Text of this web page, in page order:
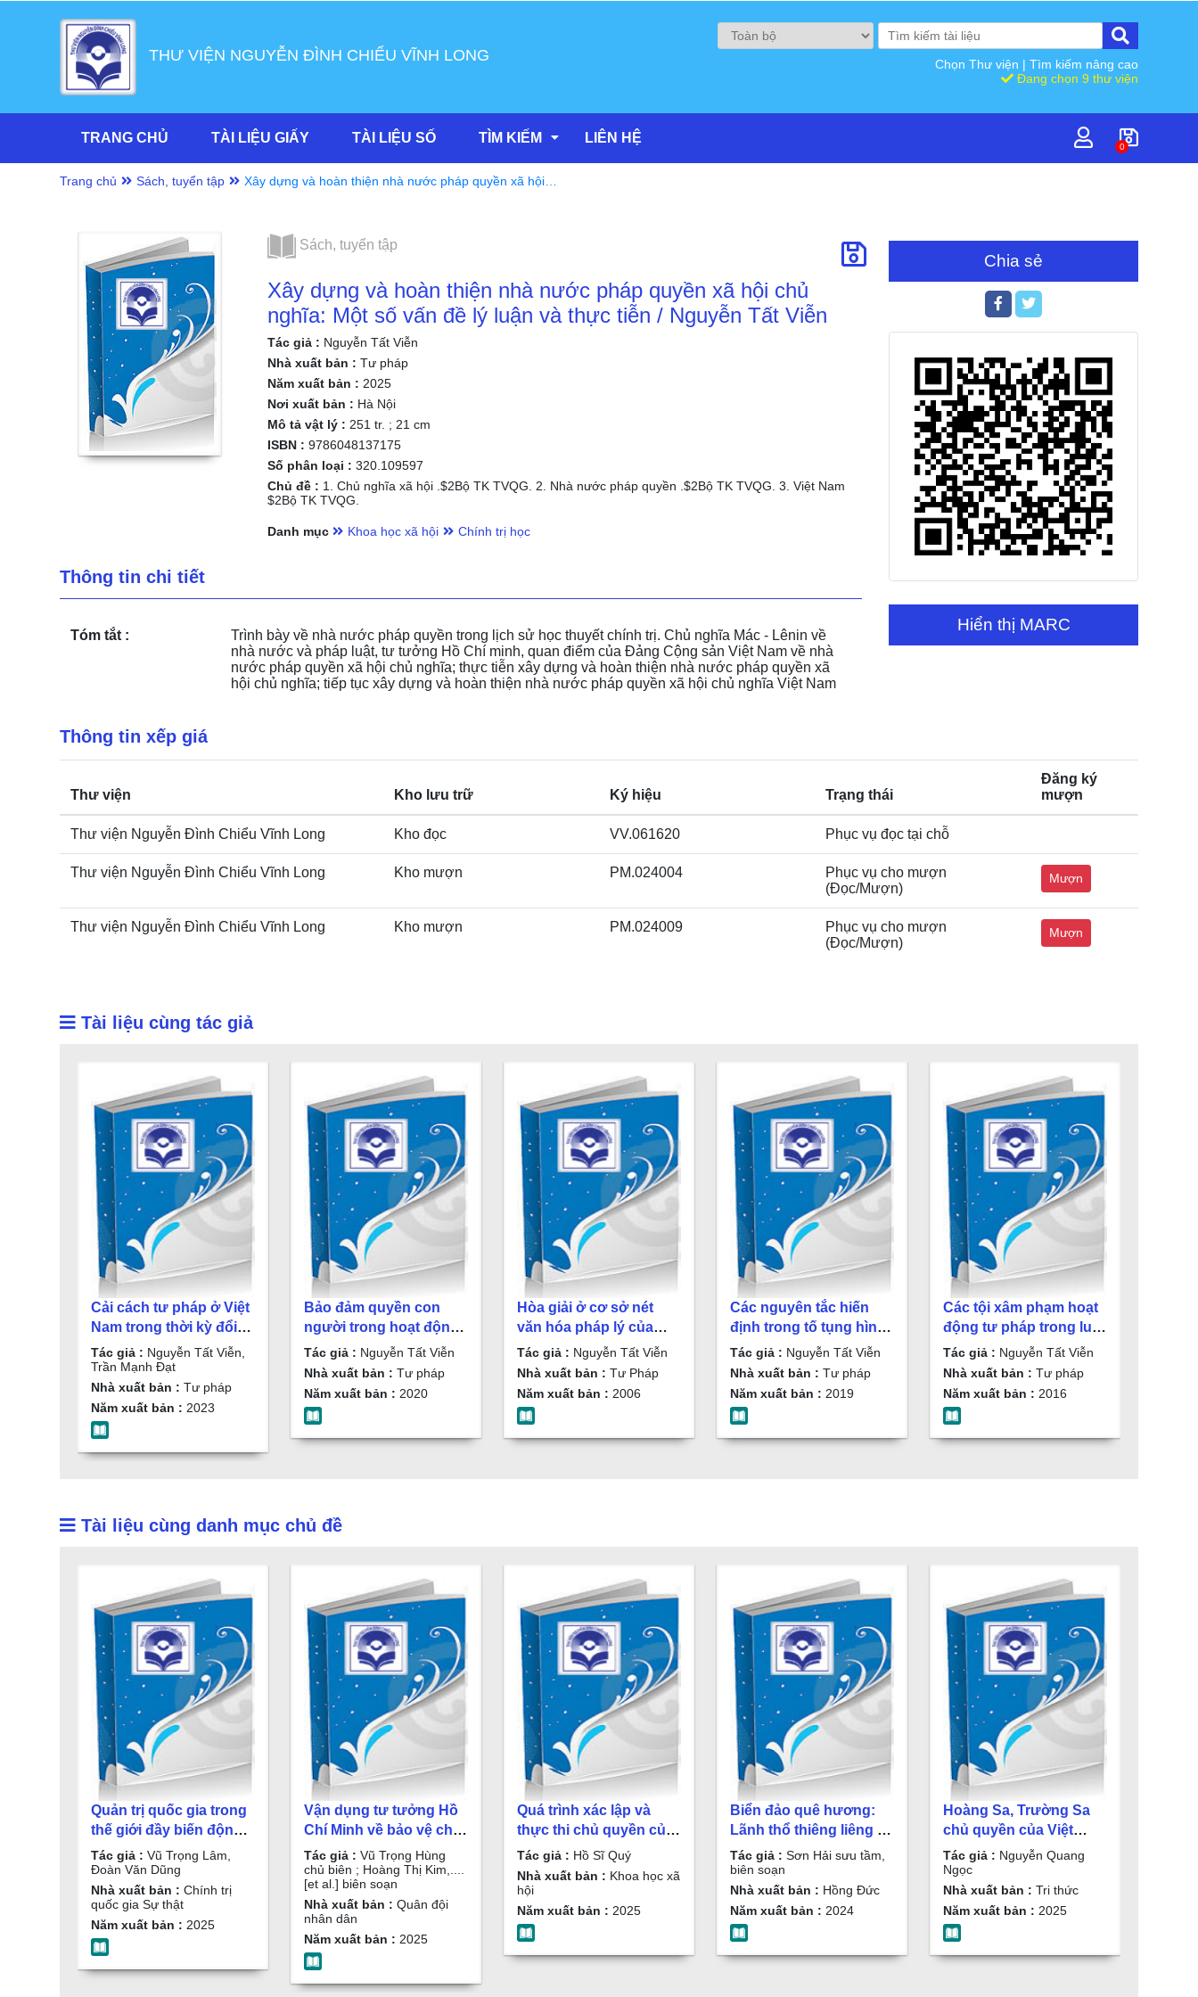
THƯ VIỆN NGUYỄN ĐÌNH CHIỂU VĨNH LONG
Chọn Thư viện | Tìm kiếm nâng cao
Đang chọn 9 thư viện
TRANG CHỦ TÀI LIỆU GIẤY TÀI LIỆU SỐ TÌM KIẾM LIÊN HỆ
0
Trang chủ Sách, tuyển tập
Xây dựng và hoàn thiện nhà nước pháp quyền xã hội
Sách, tuyển tập
Xây dựng và hoàn thiện nhà nước pháp quyền xã hội chủ
nghĩa: Một số vấn đề lý luận và thực tiễn / Nguyễn Tất Viễn
Tác giả : Nguyễn Tất Viễn
Nhà xuất bản : Tư pháp
Năm xuất bản : 2025
Nơi xuất bản : Hà Nội
Mô tả vật lý : 251 tr. ; 21 cm
ISBN : 9786048137175
Số phân loại : 320.109597
Chủ đề : 1. Chủ nghĩa xã hội .$2Bộ TK TVQG. 2. Nhà nước pháp quyền .$2Bộ TK TVQG. 3. Việt Nam
$2Bộ TK TVQG.
Danh mục Khoa học xã hội Chính trị học
Thông tin chi tiết
Tóm tắt :
Trình bày về nhà nước pháp quyền trong lịch sử học thuyết chính trị. Chủ nghĩa Mác - Lênin về
nhà nước và pháp luật, tư tưởng Hồ Chí minh, quan điểm của Đảng Cộng sản Việt Nam về nhà
nước pháp quyền xã hội chủ nghĩa; thực tiễn xây dựng và hoàn thiện nhà nước pháp quyền xã
hội chủ nghĩa; tiếp tục xây dựng và hoàn thiện nhà nước pháp quyền xã hội chủ nghĩa Việt Nam
Chia sẻ
Hiển thị MARC
Thông tin xếp giá
Thư viện Kho lưu trữ Ký hiệu Trạng thái
Đăng ký
mượn
Thư viện Nguyễn Đình Chiểu Vĩnh Long Kho đọc VV.061620 Phục vụ đọc tại chỗ
Thư viện Nguyễn Đình Chiểu Vĩnh Long Kho mượn PM.024004
Phục vụ cho mượn
(Đọc/Mượn)
Mượn
Thư viện Nguyễn Đình Chiểu Vĩnh Long Kho mượn PM.024009
Phục vụ cho mượn
(Đọc/Mượn)
Mượn
Tài liệu cùng tác giả
Cải cách tư pháp ở Việt
Nam trong thời kỳ đổi
mới : Sách chuyên khảo
/ Nguyễn Tất Viễn, Trần
Mạnh Đạt
Tác giả : Nguyễn Tất Viễn,
Trần Mạnh Đạt
Nhà xuất bản : Tư pháp
Năm xuất bản : 2023
Bảo đảm quyền con
người trong hoạt động
Tư pháp / Nguyễn Tất
Viễn
Tác giả : Nguyễn Tất Viễn
Nhà xuất bản : Tư pháp
Năm xuất bản : 2020
Hòa giải ở cơ sở nét
văn hóa pháp lý của
người Việt Nam /
Nguyễn Tất Viễn
Tác giả : Nguyễn Tất Viễn
Nhà xuất bản : Tư Pháp
Năm xuất bản : 2006
Các nguyên tắc hiến
định trong tố tụng hình
sự Việt Nam/ Nguyễn
Tất Viễn
Tác giả : Nguyễn Tất Viễn
Nhà xuất bản : Tư pháp
Năm xuất bản : 2019
Các tội xâm phạm hoạt
động tư pháp trong luật
hình sự Việt Nam/
Nguyễn Tất Viễn
Tác giả : Nguyễn Tất Viễn
Nhà xuất bản : Tư pháp
Năm xuất bản : 2016
Tài liệu cùng danh mục chủ đề
Quản trị quốc gia trong
thế giới đầy biến động :
Sách chuyên khảo / Vũ
Trọng Lâm, Đoàn Văn
Dũng
Tác giả : Vũ Trọng Lâm,
Đoàn Văn Dũng
Nhà xuất bản : Chính trị
quốc gia Sự thật
Năm xuất bản : 2025
Vận dụng tư tưởng Hồ
Chí Minh về bảo vệ chủ
quyền biển đảo của Tổ
quốc trong kỷ nguyên
mới - Giá trị lý luận và
thực tiễn : Sách chuyên
khảo / Vũ Trọng Hùng
chủ biên ; Hoàng Thị
Kim,....[et al.] biên soạn
Tác giả : Vũ Trọng Hùng
chủ biên ; Hoàng Thị Kim,....
[et al.] biên soạn
Nhà xuất bản : Quân đội
nhân dân
Năm xuất bản : 2025
Quá trình xác lập và
thực thi chủ quyền của
Việt Nam tại Hoàng Sa,
Trường Sa thời thuộc
Pháp / Hồ Sĩ Quý
Tác giả : Hồ Sĩ Quý
Nhà xuất bản : Khoa học xã
hội
Năm xuất bản : 2025
Biển đảo quê hương:
Lãnh thổ thiêng liêng /
Sơn Hải sưu tầm, biên
soạn
Tác giả : Sơn Hải sưu tầm,
biên soạn
Nhà xuất bản : Hồng Đức
Năm xuất bản : 2024
Hoàng Sa, Trường Sa
chủ quyền của Việt
Nam : Tư liệu và sự thật
lịch sử / Nguyễn Quang
Ngọc
Tác giả : Nguyễn Quang
Ngọc
Nhà xuất bản : Tri thức
Năm xuất bản : 2025